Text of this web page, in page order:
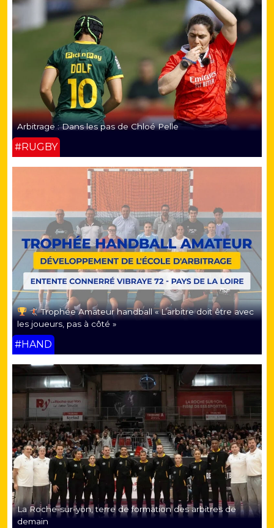
Arbitrage : Dans les pas de Chloé Pelle
#RUGBY
Trophée Amateur handball « L’arbitre doit être avec
les joueurs, pas à côté »
#HAND
La Roche-sur-yon, terre de formation des arbitres de
demain